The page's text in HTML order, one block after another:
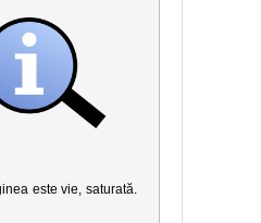
este vie, saturată.